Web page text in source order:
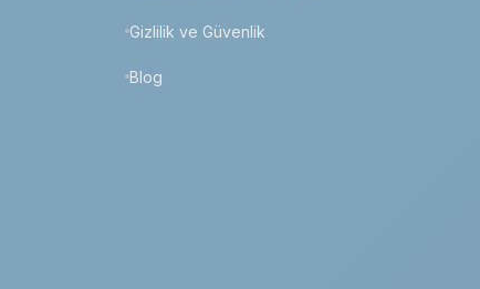
Gizlilik ve Güvenlik
Blog